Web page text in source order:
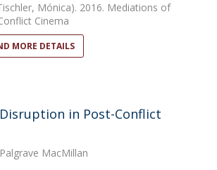
Mónica). 2016. Mediations of
Cinema
MORE DETAILS
in Post-Conflict
MacMillan